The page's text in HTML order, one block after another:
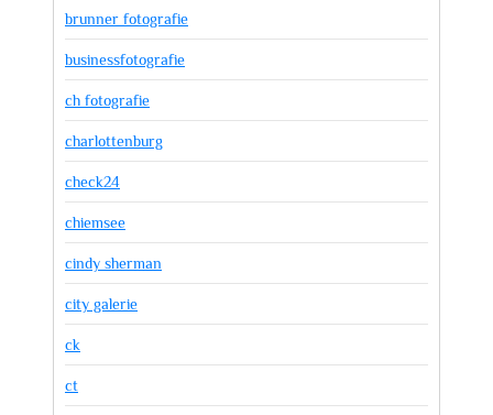
brunner fotografie
businessfotografie
ch fotografie
charlottenburg
check24
chiemsee
cindy sherman
city galerie
ck
ct